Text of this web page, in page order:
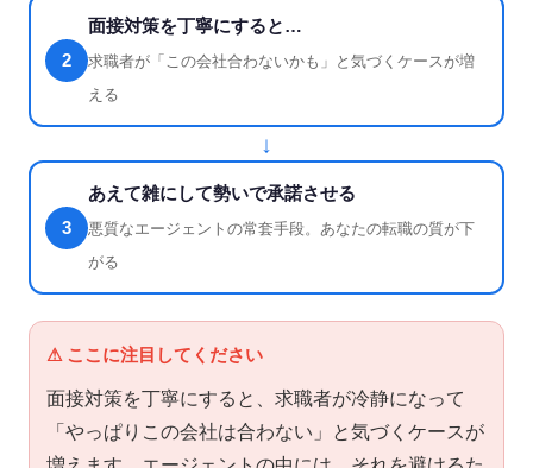
2
面接対策を丁寧にすると…
求職者が「この会社合わないかも」と気づくケースが増
える
↓
3
あえて雑にして勢いで承諾させる
悪質なエージェントの常套手段。あなたの転職の質が下
がる
⚠ ここに注目してください
面接対策を丁寧にすると、求職者が冷静になって
「やっぱりこの会社は合わない」と気づくケースが